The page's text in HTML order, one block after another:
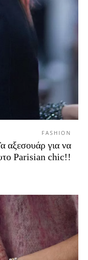
FASHION
αξεσουάρ για να
Parisian chic!!